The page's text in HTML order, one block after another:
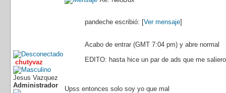
chutyvaz
Jesus Vazquez
Administrador
pandeche escribió: [Ver mensaje]
Acabo de entrar (GMT 7:04 pm) y abre normal
EDITO: hasta hice un par de ads que me
Upss entonces solo soy yo que mal